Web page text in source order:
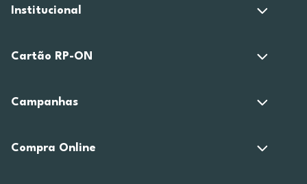
Institucional
Cartão RP-ON
Campanhas
Compra Online